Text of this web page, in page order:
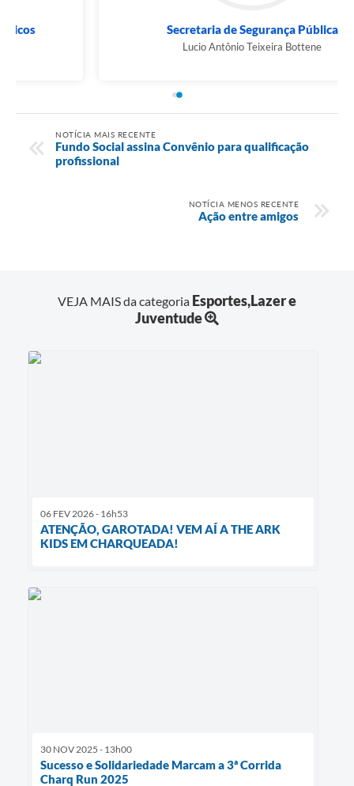
Secretaria de Segurança Pública
Lucio Antônio Teixeira Bottene
NOTÍCIA MAIS RECENTE
Fundo Social assina Convênio para qualificação
profissional
NOTÍCIA MENOS RECENTE
Ação entre amigos
VEJA MAIS da categoria Esportes,Lazer e
Juventude
06 FEV 2026 - 16h53
ATENÇÃO, GAROTADA! VEM AÍ A THE ARK
KIDS EM CHARQUEADA!
30 NOV 2025 - 13h00
Sucesso e Solidariedade Marcam a 3ª Corrida
Charq Run 2025